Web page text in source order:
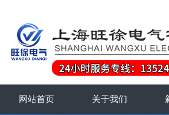
网站首页 关于我们